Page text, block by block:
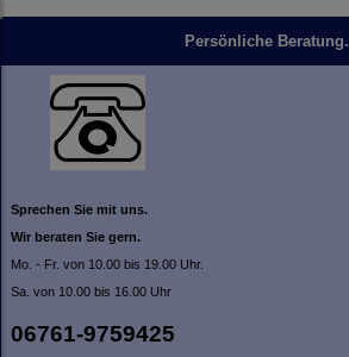
Persönliche Beratung.
Sprechen Sie mit uns.
Wir beraten Sie gern.
Mo. - Fr. von 10.00 bis 19.00 Uhr.
Sa. von 10.00 bis 16.00 Uhr
06761-9759425